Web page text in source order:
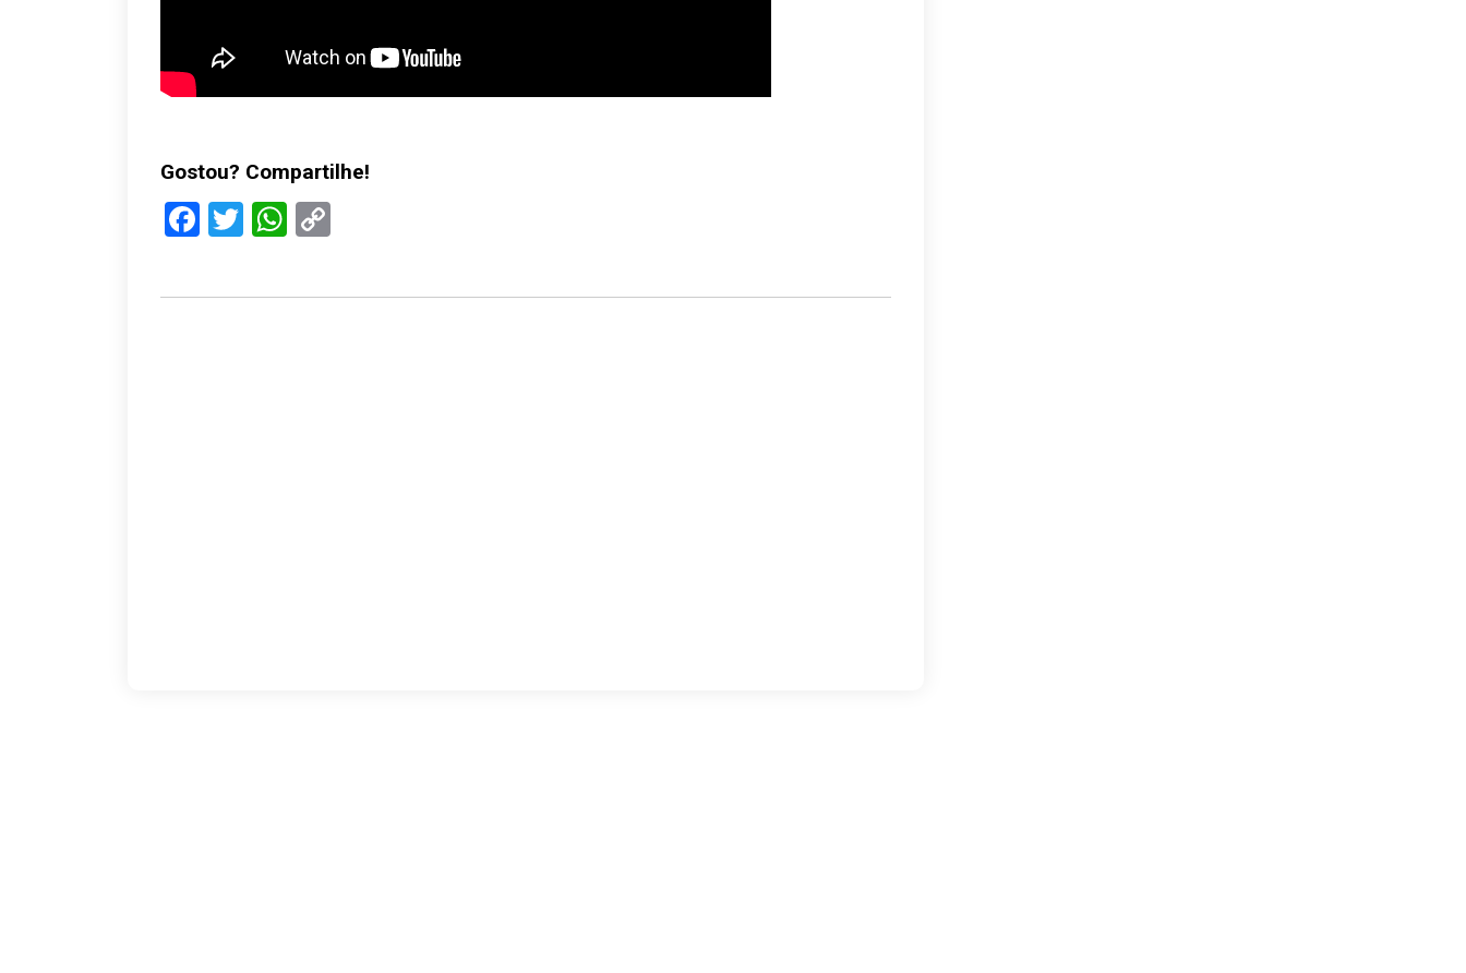
Gostou? Compartilhe!
Facebook
TwitterWhatsApp